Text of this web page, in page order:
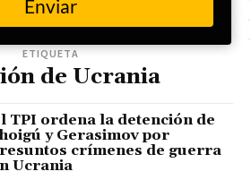
ETIQUETA
de Ucrania
TPI ordena la detención de
y Gerasimov por
crímenes de guerra
Ucrania
Enviar